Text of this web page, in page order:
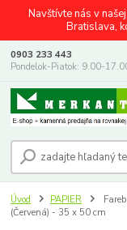
Navštívte nás v
Bratislava,
0903 233 443
Pondelok-Piatok: 9.00-
Úvod PAPIER
(Červená) - 35 x 50 cm